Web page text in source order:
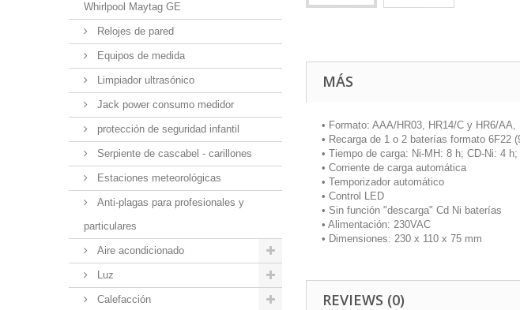
Whirlpool Maytag GE
Relojes de pared
Equipos de medida
Limpiador ultrasónico
Jack power consumo medidor
protección de seguridad infantil
Serpiente de cascabel - carillones
Estaciones meteorológicas
Anti-plagas para profesionales y
particulares
Aire acondicionado
Luz
Calefacción
MÁS
• Formato: AAA/HR03, HR14/C y HR6/AA,
• Recarga de 1 o 2 baterías formato 6F22
• Tiempo de carga: Ni-MH: 8 h; CD-Ni: 4
• Corriente de carga automática
• Temporizador automático
• Control LED
• Sin función "descarga" Cd Ni baterías
• Alimentación: 230VAC
• Dimensiones: 230 x 110 x 75 mm
REVIEWS (0)